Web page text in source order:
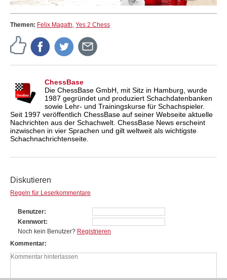
Themen: Felix Magath, Yes 2 Chess
ChessBase
Die ChessBase GmbH, mit Sitz in Hamburg, wurde
1987 gegründet und produziert Schachdatenbanken
sowie Lehr- und Trainingskurse für Schachspieler.
Seit 1997 veröffentlich ChessBase auf seiner Webseite aktuelle
Nachrichten aus der Schachwelt. ChessBase News erscheint
inzwischen in vier Sprachen und gilt weltweit als wichtigste
Schachnachrichtenseite.
Diskutieren
Regeln für Leserkommentare
Benutzer
Kennwort
Noch kein Benutzer? Registrieren
Kommentar